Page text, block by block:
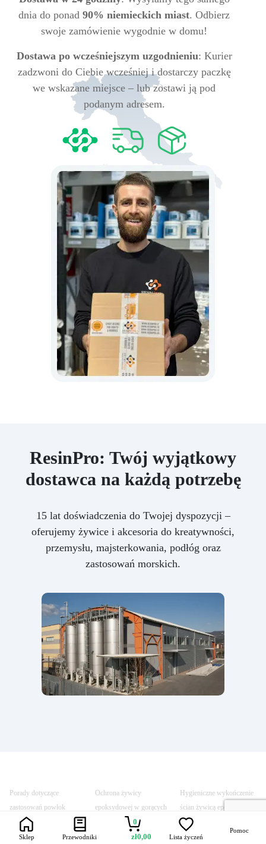
dnia do ponad 90% niemieckich miast. Odbierz
swoje zamówienie wygodnie w domu!
Dostawa po wcześniejszym uzgodnieniu: Kurier
zadzwoni do Ciebie wcześniej i dostarczy paczkę
we wskazane miejsce – lub zostawi ją pod
podanym adresem.
ResinPro: Twój wyjątkowy
dostawca na każdą potrzebę
15 lat doświadczenia do Twojej dyspozycji –
oferujemy żywice i akcesoria do kreatywności,
przemysłu, majsterkowania, podłóg oraz
zastosowań morskich.
Porady dotyczące
zastosowań powłok
terakotowych
Ochrona żywicy
epoksydowej w gorących
Hygieniczne wykończenie
ścian żywicą epoksydową
Sklep Przewodniki
0
zł0,00 Lista życzeń
Pomoc